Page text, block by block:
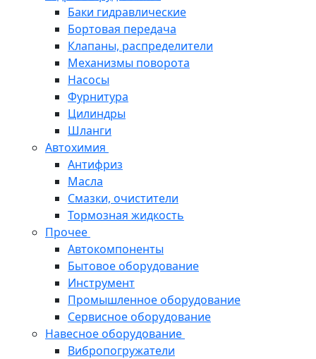
Баки гидравлические
Бортовая передача
Клапаны, распределители
Механизмы поворота
Насосы
Фурнитура
Цилиндры
Шланги
Автохимия
Антифриз
Масла
Смазки, очистители
Тормозная жидкость
Прочее
Автокомпоненты
Бытовое оборудование
Инструмент
Промышленное оборудование
Сервисное оборудование
Навесное оборудование
Вибропогружатели